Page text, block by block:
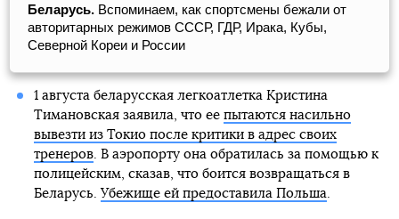
Беларусь. Вспоминаем, как спортсмены бежали от
авторитарных режимов СССР, ГДР, Ирака, Кубы,
Северной Кореи и России
1 августа беларусская легкоатлетка Кристина
Тимановская заявила, что ее пытаются насильно
вывезти из Токио после критики в адрес своих
тренеров. В аэропорту она обратилась за помощью к
полицейским, сказав, что боится возвращаться в
Беларусь. Убежище ей предоставила Польша.